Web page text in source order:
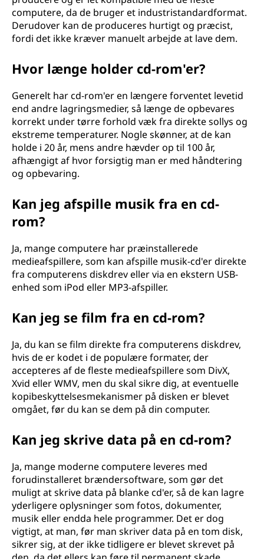
computere, da de bruger et industristandardformat.
Derudover kan de produceres hurtigt og præcist,
fordi det ikke kræver manuelt arbejde at lave dem.
Hvor længe holder cd-rom'er?
Generelt har cd-rom'er en længere forventet levetid
end andre lagringsmedier, så længe de opbevares
korrekt under tørre forhold væk fra direkte sollys og
ekstreme temperaturer. Nogle skønner, at de kan
holde i 20 år, mens andre hævder op til 100 år,
afhængigt af hvor forsigtig man er med håndtering
og opbevaring.
Kan jeg afspille musik fra en cd-
rom?
Ja, mange computere har præinstallerede
medieafspillere, som kan afspille musik-cd'er direkte
fra computerens diskdrev eller via en ekstern USB-
enhed som iPod eller MP3-afspiller.
Kan jeg se film fra en cd-rom?
Ja, du kan se film direkte fra computerens diskdrev,
hvis de er kodet i de populære formater, der
accepteres af de fleste medieafspillere som DivX,
Xvid eller WMV, men du skal sikre dig, at eventuelle
kopibeskyttelsesmekanismer på disken er blevet
omgået, før du kan se dem på din computer.
Kan jeg skrive data på en cd-rom?
Ja, mange moderne computere leveres med
forudinstalleret brændersoftware, som gør det
muligt at skrive data på blanke cd'er, så de kan lagre
yderligere oplysninger som fotos, dokumenter,
musik eller endda hele programmer. Det er dog
vigtigt, at man, før man skriver data på en tom disk,
sikrer sig, at der ikke tidligere er blevet skrevet på